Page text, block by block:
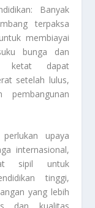
Banyak
terpaksa
membiayai
bunga dan
ketat dapat
setelah lulus,
upaya
internasional,
sipil untuk
tinggi,
yang lebih